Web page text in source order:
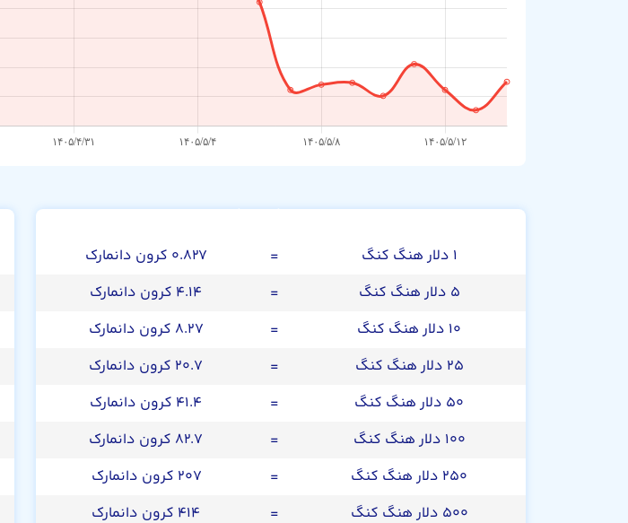
۱ دلار هنگ کنگ =
۰.۸۲۷ کرون دانمارک
۵ دلار هنگ کنگ
=
۴.۱۴ کرون دانمارک
۱۰ دلار هنگ کنگ
=
۸.۲۷ کرون دانمارک
۲۵ دلار هنگ کنگ
=
۲۰.۷ کرون دانمارک
۵۰ دلار هنگ کنگ
=
۴۱.۴ کرون دانمارک
۱۰۰ دلار هنگ کنگ
=
۸۲.۷ کرون دانمارک
۲۵۰ دلار هنگ کنگ
=
۲۰۷ کرون دانمارک
۵۰۰ دلار هنگ کنگ
=
۴۱۴ کرون دانمارک